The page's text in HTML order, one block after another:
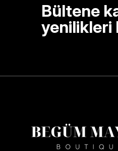
Bültene
yenilikleri